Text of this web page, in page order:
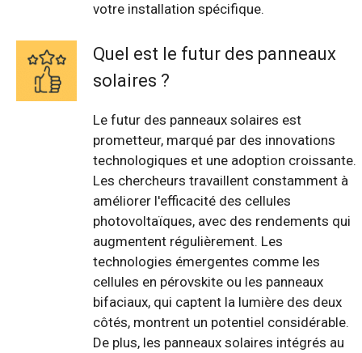
votre installation spécifique.
Quel est le futur des panneaux
solaires ?
Le futur des panneaux solaires est
prometteur, marqué par des innovations
technologiques et une adoption croissante.
Les chercheurs travaillent constamment à
améliorer l'efficacité des cellules
photovoltaïques, avec des rendements qui
augmentent régulièrement. Les
technologies émergentes comme les
cellules en pérovskite ou les panneaux
bifaciaux, qui captent la lumière des deux
côtés, montrent un potentiel considérable.
De plus, les panneaux solaires intégrés au